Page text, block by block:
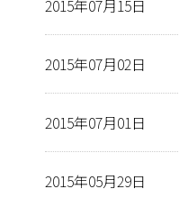
2015年07月15日
2015年07月02日
2015年07月01日
2015年05月29日